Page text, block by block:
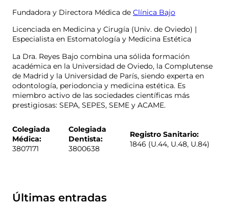
Fundadora y Directora Médica de Clínica Bajo
Licenciada en Medicina y Cirugía (Univ. de Oviedo) |
Especialista en Estomatología y Medicina Estética
La Dra. Reyes Bajo combina una sólida formación
académica en la Universidad de Oviedo, la Complutense
de Madrid y la Universidad de París, siendo experta en
odontología, periodoncia y medicina estética. Es
miembro activo de las sociedades científicas más
prestigiosas: SEPA, SEPES, SEME y ACAME.
Colegiada
Médica:
3807171
Colegiada
Dentista:
3800638
Registro Sanitario:
1846 (U.44, U.48, U.84)
Últimas entradas